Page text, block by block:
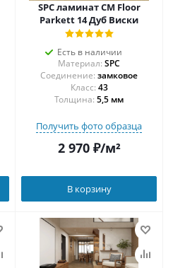
SPC ламинат CM Floor
Parkett 14 Дуб Виски
Есть в наличии
Материал: SPC
Соединение: замковое
43
Толщина: 5,5 мм
Получить фото образца
2 970₽/м²
В корзину